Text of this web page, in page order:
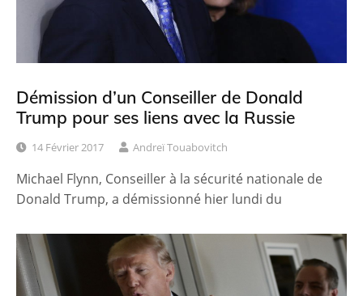
Démission d’un Conseiller de Donald
Trump pour ses liens avec la Russie
14 Février 2017 Andreï Touabovitch
Michael Flynn, Conseiller à la sécurité nationale de
Donald Trump, a démissionné hier lundi du